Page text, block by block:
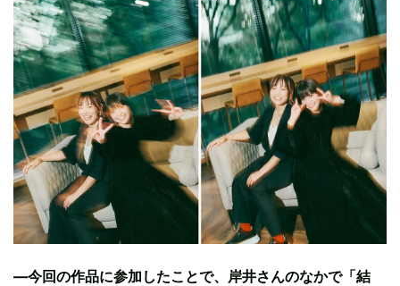
—今回の作品に参加したことで、岸井さんのなかで「結